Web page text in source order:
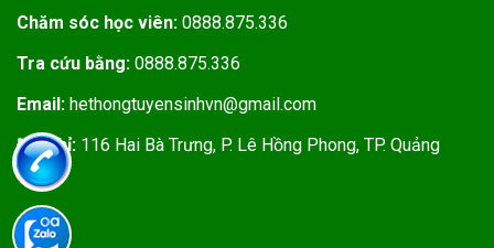
Chăm sóc học viên: 0888.875.336
Tra cứu bằng: 0888.875.336
Email: hethongtuyensinhvn@gmail.com
Địa chỉ: 116 Hai Bà Trưng, P. Lê Hồng Phong, TP. Quảng
Ngãi